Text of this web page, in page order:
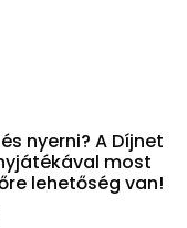
nyerni? A Díjnet
most
lehetőség van!